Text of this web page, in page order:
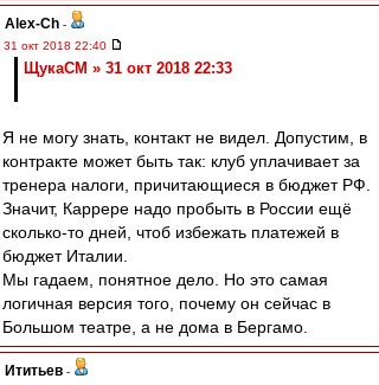
Alex-Ch -
31 окт 2018 22:40
ЩукаСМ » 31 окт 2018 22:33
Я не могу знать, контакт не видел. Допустим, в
контракте может быть так: клуб уплачивает за
тренера налоги, причитающиеся в бюджет РФ.
Значит, Каррере надо пробыть в России ещё
сколько-то дней, чтоб избежать платежей в
бюджет Италии.
Мы гадаем, понятное дело. Но это самая
логичная версия того, почему он сейчас в
Большом театре, а не дома в Бергамо.
Ититьев -